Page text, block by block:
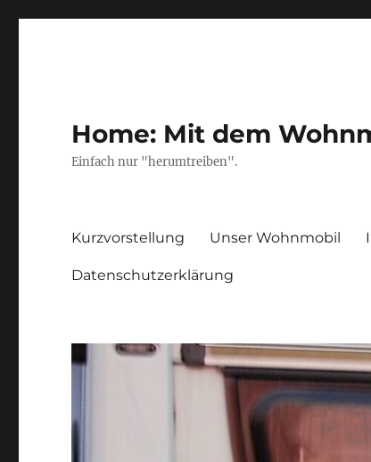
Home: Mit dem
Einfach nur "herumtreiben".
Kurzvorstellung Unser Wohnmobil
Datenschutzerklärung